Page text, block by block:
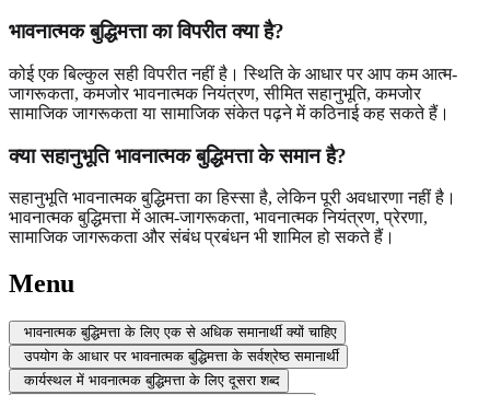
भावनात्मक बुद्धिमत्ता का विपरीत क्या है?
कोई एक बिल्कुल सही विपरीत नहीं है। स्थिति के आधार पर आप कम आत्म-
जागरूकता, कमजोर भावनात्मक नियंत्रण, सीमित सहानुभूति, कमजोर
सामाजिक जागरूकता या सामाजिक संकेत पढ़ने में कठिनाई कह सकते हैं।
क्या सहानुभूति भावनात्मक बुद्धिमत्ता के समान है?
सहानुभूति भावनात्मक बुद्धिमत्ता का हिस्सा है, लेकिन पूरी अवधारणा नहीं है।
भावनात्मक बुद्धिमत्ता में आत्म-जागरूकता, भावनात्मक नियंत्रण, प्रेरणा,
सामाजिक जागरूकता और संबंध प्रबंधन भी शामिल हो सकते हैं।
Menu
भावनात्मक बुद्धिमत्ता के लिए एक से अधिक समानार्थी क्यों चाहिए
उपयोग के आधार पर भावनात्मक बुद्धिमत्ता के सर्वश्रेष्ठ समानार्थी
कार्यस्थल में भावनात्मक बुद्धिमत्ता के लिए दूसरा शब्द